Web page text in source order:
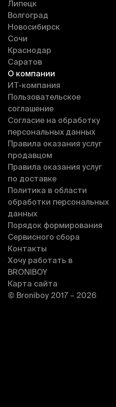
Липецк
Волгоград
Новосибирск
Сочи
Краснодар
Саратов
О компании
ИT-компания
Пользовательское
соглашение
Согласие на обработку
персональных данных
Правила оказания услуг
продавцом
Правила оказания услуг
по доставке
Политика в области
обработки персональных
данных
Порядок формирования
Сервисного сбора
Контакты
Хочу работать в
BRONIBOY
Карта сайта
© Broniboy 2017 – 2026